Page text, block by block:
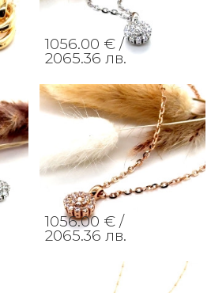
1056.00 € /
2065.36 лв.
1056.00 € /
2065.36 лв.